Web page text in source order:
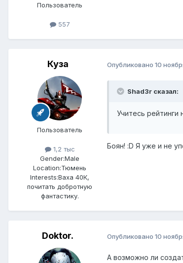
Пользователь
557
Куза
Пользователь
1,2 тыс
Gender:Male
Location:Тюмень
Interests:Ваха 40К,
почитать добротную
фантастику.
Опубликовано 10
Shad3r сказал:
Учитесь
Боян! :D Я уже и не
Doktor. Опубликовано 10
А возможно ли